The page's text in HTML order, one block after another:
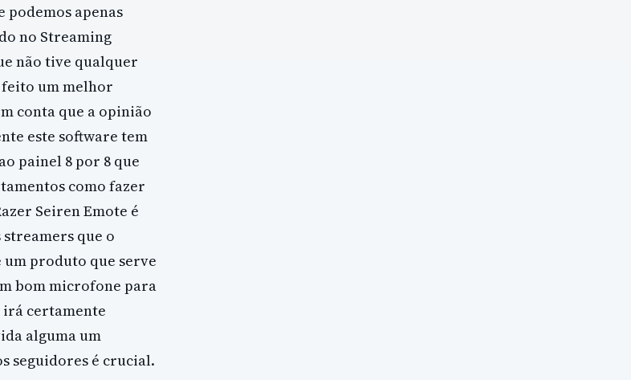
podemos apenas
no Streaming
não tive qualquer
feito um melhor
conta que a opinião
este software tem
painel 8 por 8 que
como fazer
Seiren Emote é
que o
produto que serve
bom microfone para
certamente
alguma um
seguidores é crucial.